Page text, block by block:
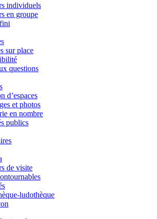
individuels
en groupe
sur place
questions
d’espaces
et photos
en nombre
publics
de visite
ludothèque